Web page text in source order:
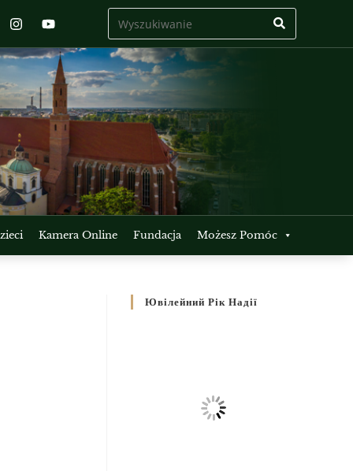
Kamera Online Fundacja Możesz Pomóc
Ювілейний Рік Надії